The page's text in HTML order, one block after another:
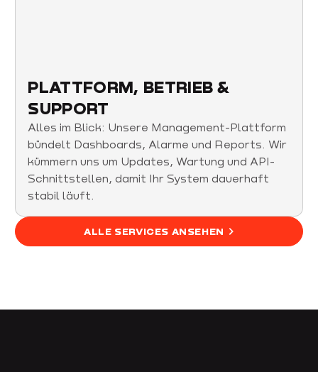
PLATTFORM, BETRIEB &
SUPPORT
Alles im Blick: Unsere Management-Plattform
bündelt Dashboards, Alarme und Reports. Wir
kümmern uns um Updates, Wartung und API-
Schnittstellen, damit Ihr System dauerhaft
stabil läuft.
ALLE SERVICES ANSEHEN